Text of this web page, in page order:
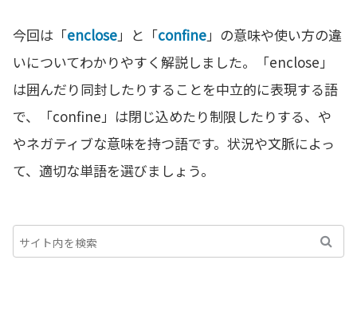
今回は「enclose」と「confine」の意味や使い方の違
いについてわかりやすく解説しました。「enclose」
は囲んだり同封したりすることを中立的に表現する語
で、「confine」は閉じ込めたり制限したりする、や
やネガティブな意味を持つ語です。状況や文脈によっ
て、適切な単語を選びましょう。